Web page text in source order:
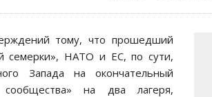
тому, что прошедший
семерки», НАТО и ЕС, по сути,
Запада на окончательный
на два лагеря,